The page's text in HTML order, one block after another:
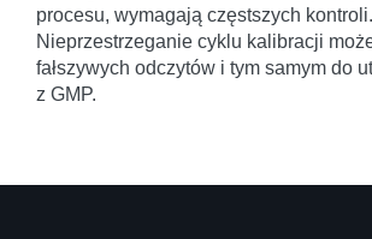
procesu, wymagają częstszych kontroli.
Nieprzestrzeganie cyklu kalibracji
fałszywych odczytów i tym samym do
z GMP.